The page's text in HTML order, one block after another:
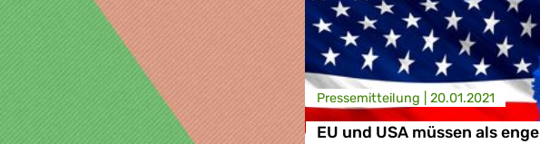
Presse­mitteilung | 20.01.2021
EU und USA müssen als enge